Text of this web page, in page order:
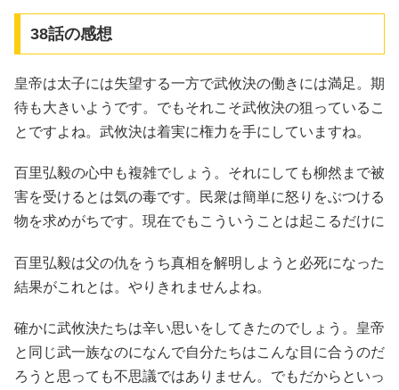
38話の感想
皇帝は太子には失望する一方で武攸決の働きには満足。期
待も大きいようです。でもそれこそ武攸決の狙っているこ
とですよね。武攸決は着実に権力を手にしていますね。
百里弘毅の心中も複雑でしょう。それにしても柳然まで被
害を受けるとは気の毒です。民衆は簡単に怒りをぶつける
物を求めがちです。現在でもこういうことは起こるだけに
百里弘毅は父の仇をうち真相を解明しようと必死になった
結果がこれとは。やりきれませんよね。
確かに武攸決たちは辛い思いをしてきたのでしょう。皇帝
と同じ武一族なのになんで自分たちはこんな目に合うのだ
ろうと思っても不思議ではありません。でもだからといっ